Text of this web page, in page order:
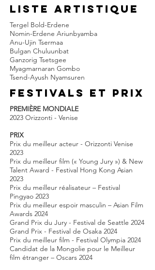
LISTE ARTISTIQUE
Tergel Bold-Erdene
Nomin-Erdene Ariunbyamba
Anu-Ujin Tsermaa
Bulgan Chuluunbat
Ganzorig Tsetsgee
Myagmarnaran Gombo
Tsend-Ayush Nyamsuren
FESTIVALS et prix
PREMIÈRE MONDIALE
2023 Orizzonti - Venise
PRIX
Prix du meilleur acteur - Orizzonti Venise
2023
Prix du meilleur film (« Young Jury ») & New
Talent Award - Festival Hong Kong Asian
2023
Prix du meilleur réalisateur – Festival
Pingyao 2023
Prix du meilleur espoir masculin – Asian Film
Awards 2024
Grand Prix du Jury - Festival de Seattle 2024
Grand Prix - Festival de Osaka 2024
Prix du meilleur film - Festival Olympia 2024
Candidat de la Mongolie pour le Meilleur
film étranger – Oscars 2024